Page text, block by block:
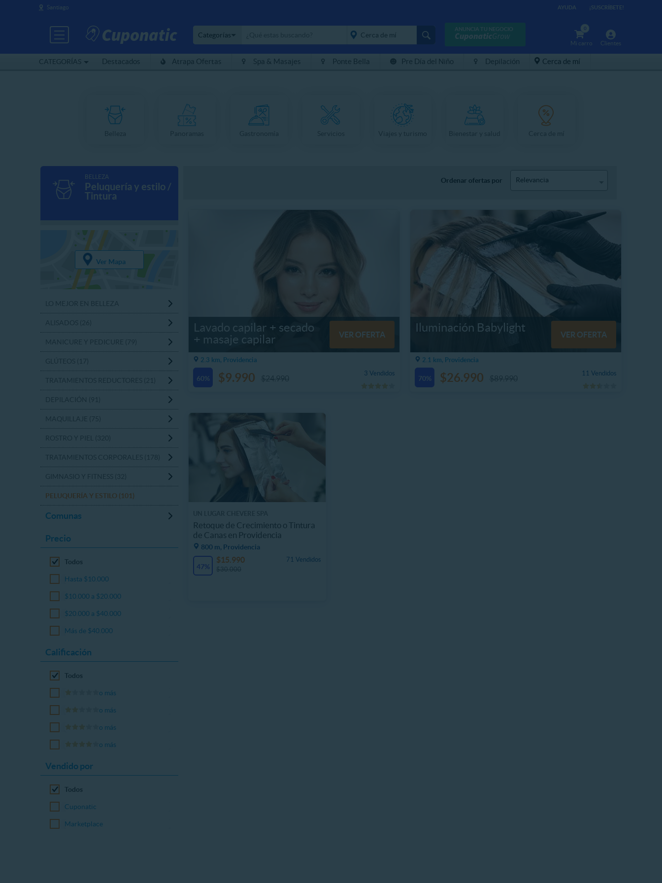
Santiago AYUDA ¡SUSCRÍBETE!
CATEGORÍAS
ANUNCIA TU NEGOCIO
Clientes
Categorías
0
Mi carro
Destacados Atrapa Ofertas Spa & Masajes Ponte Bella Pre Día del Niño Depilación Cerca de mí
BELLEZA
Peluquería y estilo /
Tintura
Ver Mapa
PELUQUERÍA Y ESTILO (101)
Comunas
Precio
Todos
Hasta $10.000
$10.000 a $20.000
$20.000 a $40.000
Más de $40.000
Calificación
Todos
o más
o más
o más
o más
Vendido por
Todos
Cuponatic
Marketplace
Ordenar ofertas por Relevancia
Lavado capilar + secado
+ masaje capilar
VER OFERTA
2.3 km, Providencia
60%
3 Vendidos
$9.990
Iluminación Babylight
VER OFERTA
2.1 km, Providencia
70%
11 Vendidos
$26.990
Retoque de Crecimiento o Tintura
de Canas en Providencia
800 m, Providencia
47%
71 Vendidos
$15.990